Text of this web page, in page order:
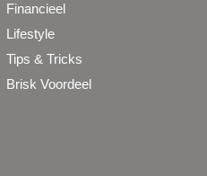
Financieel
Lifestyle
Tips & Tricks
Brisk Voordeel